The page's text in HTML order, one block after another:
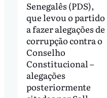
Senegalês (PDS),
que levou o partido
a fazer alegações de
corrupção contra o
Conselho
Constitucional –
alegações
posteriormente